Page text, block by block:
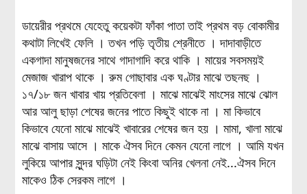
ডায়েরীর প্রথমে যেহেতু কয়েকটা ফাঁকা পাতা তাই প্রথম বড় বোকামীর
কথাটা লিখেই ফেলি । তখন পড়ি তৃতীয় শ্রেনীতে । দাদাবাড়ীতে
একগাদা মানুষজনের সাথে গাদাগাদি করে থাকি । মায়ের সবসময়ই
মেজাজ খারাপ থাকে । রুম গোছাবার এক ঘণ্টার মাঝে তছনছ ।
১৭/১৮ জন খাবার খায় প্রতিবেলা । মাঝে মাঝেই মাংসের মাঝে ঝোল
আর আলু ছাড়া শেষের জনের পাতে কিছুই থাকে না । মা কিভাবে
কিভাবে যেনো মাঝে মাঝেই খাবারের শেষের জন হয় । মামা, খালা মাঝে
মাঝে বাসায় আসে । মাকে ঐসব দিনে কেমন যেনো লাগে । আমি যখন
লুকিয়ে আপার সুন্দর ঘড়িটা নেই কিংবা অনির খেলনা নেই...ঐসব দিনে
মাকেও ঠিক সেরকম লাগে ।